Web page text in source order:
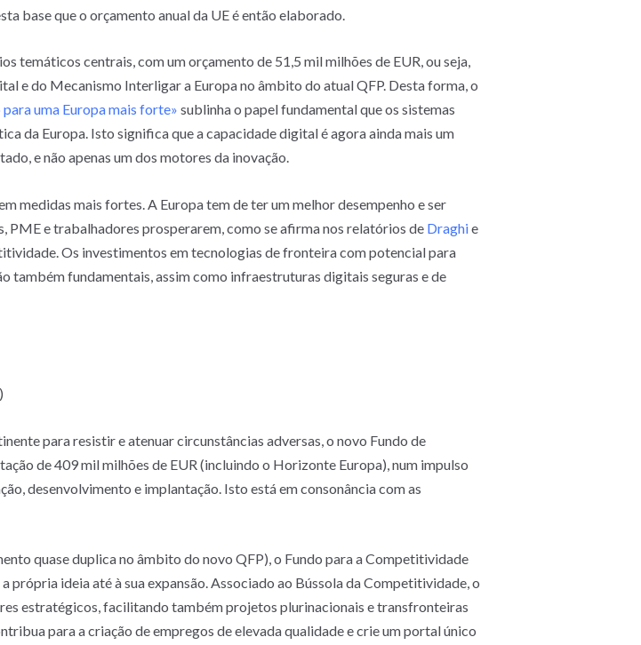
base que o orçamento anual da UE é então elaborado.
temáticos centrais, com um orçamento de 51,5 mil milhões de EUR, ou seja,
e do Mecanismo Interligar a Europa no âmbito do atual QFP. Desta forma, o
uma Europa mais forte» sublinha o papel fundamental que os sistemas
da Europa. Isto significa que a capacidade digital é agora ainda mais um
e não apenas um dos motores da inovação.
medidas mais fortes. A Europa tem de ter um melhor desempenho e ser
PME e trabalhadores prosperarem, como se afirma nos relatórios de Draghie
Os investimentos em tecnologias de fronteira com potencial para
também fundamentais, assim como infraestruturas digitais seguras e de
para resistir e atenuar circunstâncias adversas, o novo Fundo de
de 409 mil milhões de EUR (incluindo o Horizonte Europa), num impulso
desenvolvimento e implantação. Isto está em consonância com as
quase duplica no âmbito do novo QFP), o Fundo para a Competitividade
própria ideia até à sua expansão. Associado ao Bússola da Competitividade, o
estratégicos, facilitando também projetos plurinacionais e transfronteiras
para a criação de empregos de elevada qualidade e crie um portal único